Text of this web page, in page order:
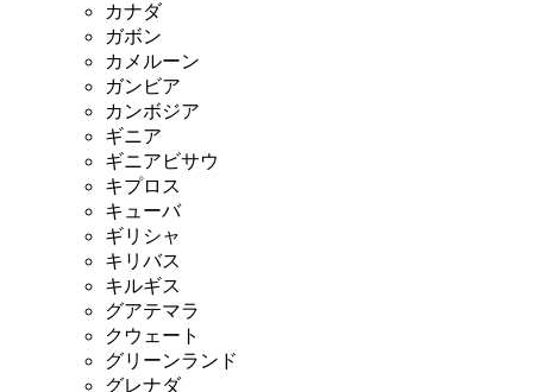
カナダ
ガボン
カメルーン
ガンビア
カンボジア
ギニア
ギニアビサウ
キプロス
キューバ
ギリシャ
キリバス
キルギス
グアテマラ
クウェート
グリーンランド
グレナダ